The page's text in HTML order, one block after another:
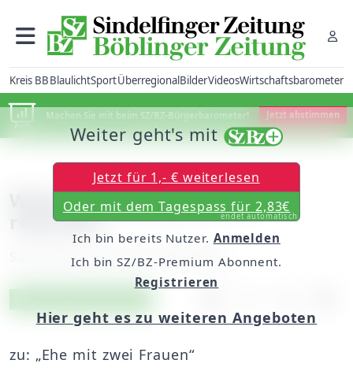
Kreis BBBlaulichtSportÜberregionalBilderVideosWirtschaftsbarometer
Machen Sie mit beim SZ/BZ-Bürgerbarometer! Jetzt abstimmen
Wichtiges Anliegen wird
reduziert
Samstag, 20. Juni 2015, 06:00 Uhr
zu: „Ehe mit zwei Frauen“
Weiter geht's mit
Jetzt für 1,- € weiterlesen
Oder mit dem Tagespass für 2,83€
endet automatisch
Ich bin bereits Nutzer. Anmelden
Ich bin SZ/BZ-Premium Abonnent.
Registrieren
Hier geht es zu weiteren Angeboten